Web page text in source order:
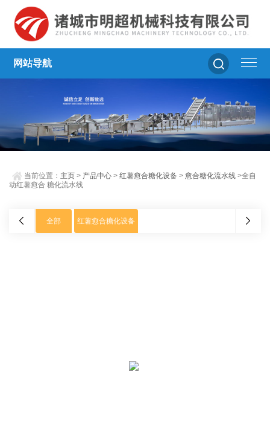
网站导航
当前位置： 主页 > 产品中心 >红薯愈合糖化设备 >愈合糖化流水线 >全自
动红薯愈合 糖化流水线
全部 红薯愈合糖化设备